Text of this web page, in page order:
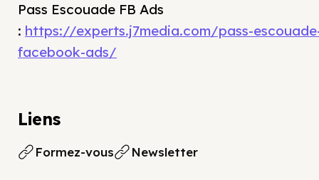
Pass Escouade FB Ads
: https://experts.j7media.com/pass-
facebook-ads/
Liens
Formez-vous Newsletter